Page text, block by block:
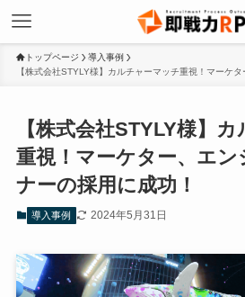
トップページ
導入事例
【株式会社STYLY様】カルチャーマッチ重視！マーケ
【株式会社STYLY様】
重視！マーケター、エン
ナーの採用に成功！
導入事例 2024年5月31日